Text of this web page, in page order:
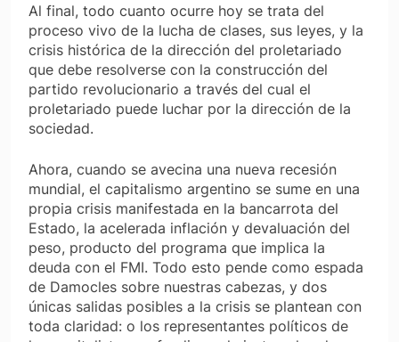
Al final, todo cuanto ocurre hoy se trata del
proceso vivo de la lucha de clases, sus leyes, y la
crisis histórica de la dirección del proletariado
que debe resolverse con la construcción del
partido revolucionario a través del cual el
proletariado puede luchar por la dirección de la
sociedad.
Ahora, cuando se avecina una nueva recesión
mundial, el capitalismo argentino se sume en una
propia crisis manifestada en la bancarrota del
Estado, la acelerada inflación y devaluación del
peso, producto del programa que implica la
deuda con el FMI. Todo esto pende como espada
de Damocles sobre nuestras cabezas, y dos
únicas salidas posibles a la crisis se plantean con
toda claridad: o los representantes políticos de